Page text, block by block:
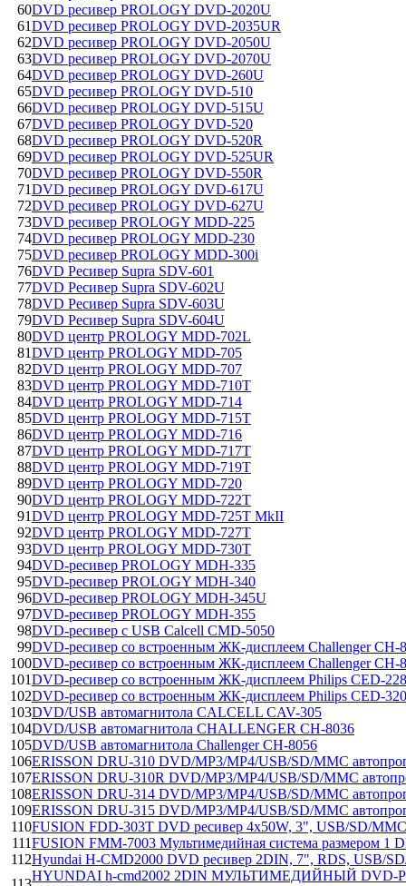
60DVD ресивер PROLOGY DVD-2020U
61DVD ресивер PROLOGY DVD-2035UR
62DVD ресивер PROLOGY DVD-2050U
63DVD ресивер PROLOGY DVD-2070U
64DVD ресивер PROLOGY DVD-260U
65DVD ресивер PROLOGY DVD-510
66DVD ресивер PROLOGY DVD-515U
67DVD ресивер PROLOGY DVD-520
68DVD ресивер PROLOGY DVD-520R
69DVD ресивер PROLOGY DVD-525UR
70DVD ресивер PROLOGY DVD-550R
71DVD ресивер PROLOGY DVD-617U
72DVD ресивер PROLOGY DVD-627U
73DVD ресивер PROLOGY MDD-225
74DVD ресивер PROLOGY MDD-230
75DVD ресивер PROLOGY MDD-300i
76DVD Ресивер Supra SDV-601
77DVD Ресивер Supra SDV-602U
78DVD Ресивер Supra SDV-603U
79DVD Ресивер Supra SDV-604U
80DVD центр PROLOGY MDD-702L
81DVD центр PROLOGY MDD-705
82DVD центр PROLOGY MDD-707
83DVD центр PROLOGY MDD-710T
84DVD центр PROLOGY MDD-714
85DVD центр PROLOGY MDD-715T
86DVD центр PROLOGY MDD-716
87DVD центр PROLOGY MDD-717T
88DVD центр PROLOGY MDD-719T
89DVD центр PROLOGY MDD-720
90DVD центр PROLOGY MDD-722T
91DVD центр PROLOGY MDD-725T MkII
92DVD центр PROLOGY MDD-727T
93DVD центр PROLOGY MDD-730T
94DVD-ресивер PROLOGY MDH-335
95DVD-ресивер PROLOGY MDH-340
96DVD-ресивер PROLOGY MDH-345U
97DVD-ресивер PROLOGY MDH-355
98DVD-ресивер с USB Calcell CMD-5050
99DVD-ресивер со встроенным ЖК-дисплеем Challenger CH-
100DVD-ресивер со встроенным ЖК-дисплеем Challenger CH-
101DVD-ресивер со встроенным ЖК-дисплеем Philips CED-228
102DVD-ресивер со встроенным ЖК-дисплеем Philips CED-320
103DVD/USB автомагнитола CALCELL CAV-305
104DVD/USB автомагнитола CHALLENGER CH-8036
105DVD/USB автомагнитола Challenger CH-8056
106ERISSON DRU-310 DVD/MP3/MP4/USB/SD/MMC
107ERISSON DRU-310R DVD/MP3/MP4/USB/SD/MMC
108ERISSON DRU-314 DVD/MP3/MP4/USB/SD/MMC
109ERISSON DRU-315 DVD/MP3/MP4/USB/SD/MMC
110FUSION FDD-303T DVD ресивер 4х50W, 3", USB/SD/MMC
111FUSION FMM-7003 Мультимедийная система размером 1
112Hyundai H-CMD2000 DVD ресивер 2DIN, 7", RDS, USB/
HYUNDAI h-cmd2002 2DIN МУЛЬТИМЕДИЙНЫЙ